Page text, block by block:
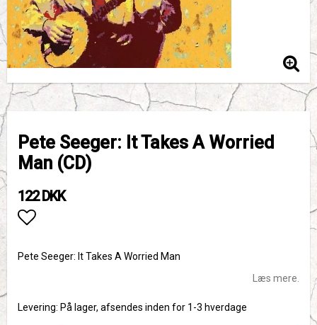
Pete Seeger: It Takes A Worried
Man (CD)
122 DKK
Pete Seeger: It Takes A Worried Man
Læs mere.
Levering: På lager, afsendes inden for 1-3 hverdage